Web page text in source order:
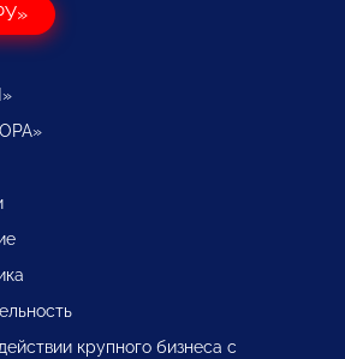
крупного бизнеса с